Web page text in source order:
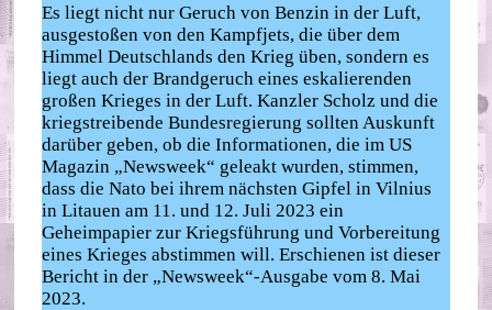
Es liegt nicht nur Geruch von Benzin in der Luft,
ausgestoßen von den Kampfjets, die über dem
Himmel Deutschlands den Krieg üben, sondern es
liegt auch der Brandgeruch eines eskalierenden
großen Krieges in der Luft. Kanzler Scholz und die
kriegstreibende Bundesregierung sollten Auskunft
darüber geben, ob die Informationen, die im US
Magazin „Newsweek“ geleakt wurden, stimmen,
dass die Nato bei ihrem nächsten Gipfel in Vilnius
in Litauen am 11. und 12. Juli 2023 ein
Geheimpapier zur Kriegsführung und Vorbereitung
eines Krieges abstimmen will. Erschienen ist dieser
Bericht in der „Newsweek“-Ausgabe vom 8. Mai
2023.